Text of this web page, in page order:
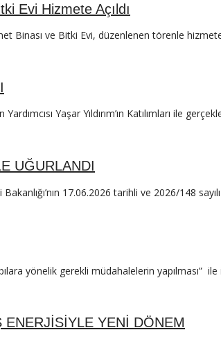
Evi Hizmete Açıldı
Binası ve Bitki Evi, düzenlenen törenle hizmete
Yaşar Yıldırım’ın Katılımları ile
UĞURLANDI
17.06.2026 tarihli ve 2026/148
yönelik gerekli müdahalelerin yapılması”
ENERJİSİYLE YENİ DÖNEM